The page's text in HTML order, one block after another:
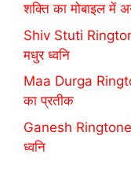
शक्ति का मोबाइल में
Shiv Stuti
मधुर ध्वनि
Maa Durga
का प्रतीक
Ganesh Ringtone
ध्वनि